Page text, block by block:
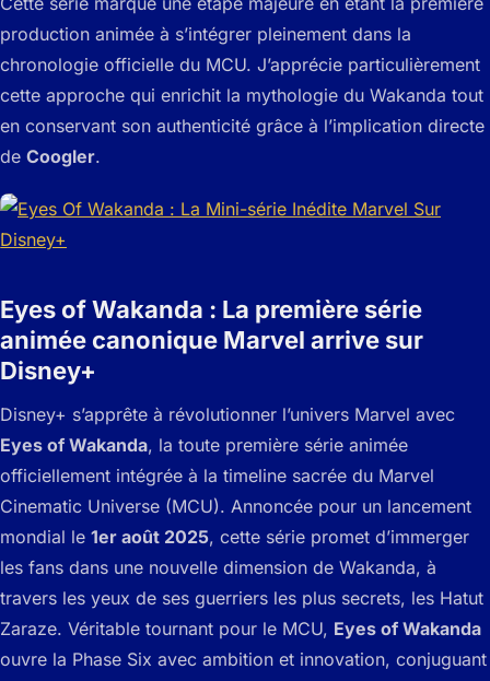
production animée à s’intégrer pleinement dans la
chronologie officielle du MCU. J’apprécie particulièrement
cette approche qui enrichit la mythologie du Wakanda tout
en conservant son authenticité grâce à l’implication directe
de Coogler.
Eyes of Wakanda : La première série
animée canonique Marvel arrive sur
Disney+
Disney+ s’apprête à révolutionner l’univers Marvel avec
Eyes of Wakanda, la toute première série animée
officiellement intégrée à la timeline sacrée du Marvel
Cinematic Universe (MCU). Annoncée pour un lancement
mondial le 1er août 2025, cette série promet d’immerger
les fans dans une nouvelle dimension de Wakanda, à
travers les yeux de ses guerriers les plus secrets, les Hatut
Zaraze. Véritable tournant pour le MCU, Eyes of Wakanda
ouvre la Phase Six avec ambition et innovation, conjuguant